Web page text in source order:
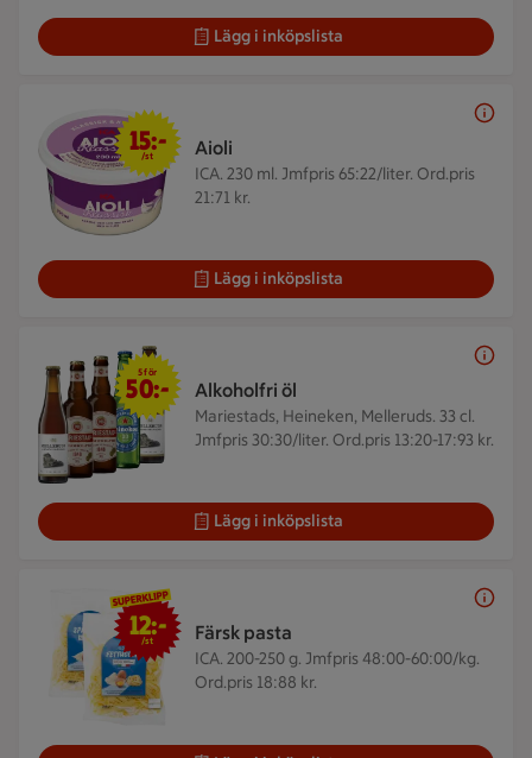
Lägg i inköpslista
Aioli
ICA. 230 ml. Jmfpris 65:22/liter. Ord.pris
21:71 kr.
15 kr/st
15:-
/st
Lägg i inköpslista
Alkoholfri öl
Mariestads, Heineken, Melleruds. 33 cl.
Jmfpris 30:30/liter. Ord.pris 13:20-17:93 kr.
5 för 50 kr
5 för
50:-
Lägg i inköpslista
Färsk pasta
ICA. 200-250 g. Jmfpris 48:00-60:00/kg.
Ord.pris 18:88 kr.
12 kr/st
12:-
/st